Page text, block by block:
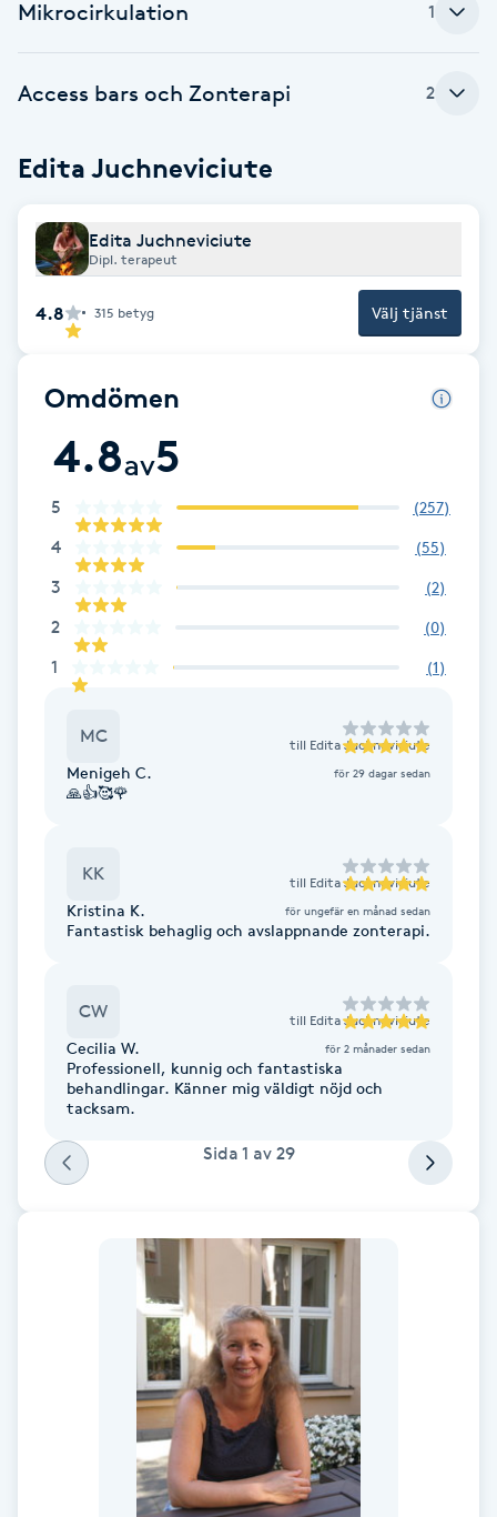
Dermapen
Diamantslipning
Enzympeeling
Extensions
Extensions borttagning
Eyeliner-tatuering
Face framing
Faceliftmassage
Fet hårbotten
Fettreducering
Fotsvamp
Fotvård
Fransar
Fransförlängning
Fransförlängning Megavolym
Fransförlängning Volym
Mikrocirkulation 1
Access bars och Zonterapi 2
Edita Juchneviciute
Edita Juchneviciute
Dipl. terapeut
4.8 315 betyg Välj tjänst
Omdömen
4.8av5
5 (257)
4 (55)
3 (2)
2 (0)
1 (1)
MC till Edita Juchneviciute
Menigeh C. för 29 dagar sedan
🙏👍🥰🌹
KK till Edita Juchneviciute
Kristina K. för ungefär en månad sedan
Fantastisk behaglig och avslappnande zonterapi.
CW till Edita Juchneviciute
Cecilia W. för 2 månader sedan
Professionell, kunnig och fantastiska
behandlingar. Känner mig väldigt nöjd och
tacksam.
Sida 1 av 29